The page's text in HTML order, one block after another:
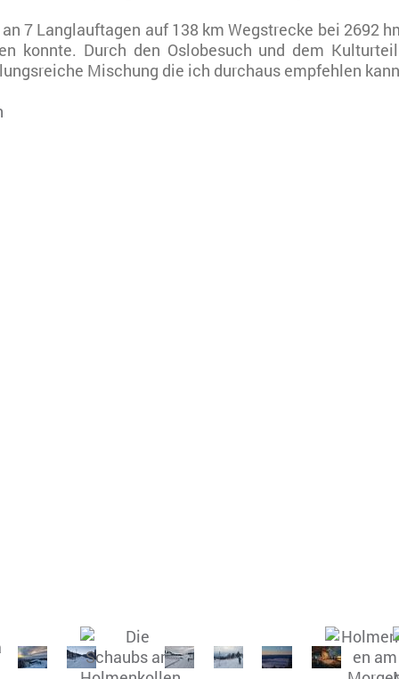
7 Langlauftagen auf 138 km Wegstrecke bei 2692
konnte. Durch den Oslobesuch und dem
Mischung die ich durchaus empfehlen